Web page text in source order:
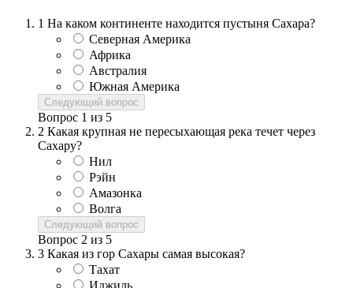
1 На каком континенте находится пустыня Сахара?
Северная Америка
Африка
Австралия
Южная Америка
Следующий вопрос
Вопрос 1 из 5
2 Какая крупная не пересыхающая река течет через
Сахару?
Нил
Рэйн
Амазонка
Волга
Следующий вопрос
Вопрос 2 из 5
3 Какая из гор Сахары самая высокая?
Тахат
Иджиль